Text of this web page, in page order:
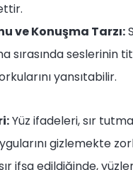
ve Konuşma Tarzı:
sırasında seslerinin
yansıtabilir.
Yüz ifadeleri, sır
gizlemekte
ifşa edildiğinde,